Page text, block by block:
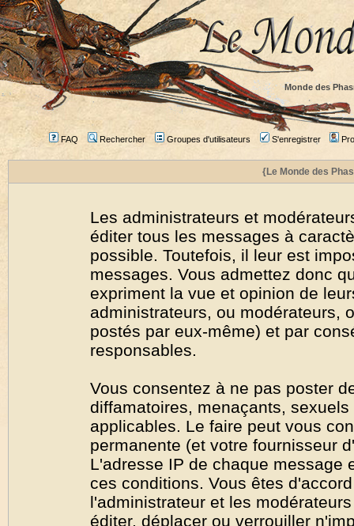
Monde des
FAQ Rechercher Groupes d'utilisateurs S'enregistrer
{Le Monde des
Les administrateurs et
éditer tous les messages à
possible. Toutefois, il leur est
messages. Vous admettez donc
expriment la vue et opinion de
administrateurs, ou modérateurs,
postés par eux-même) et par
responsables.
Vous consentez à ne pas poster
diffamatoires, menaçants,
applicables. Le faire peut vous
permanente (et votre fournisseur
L'adresse IP de chaque message
ces conditions. Vous êtes
l'administrateur et les
éditer, déplacer ou verrouiller